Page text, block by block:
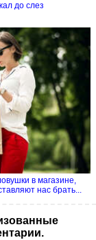
до слез
в магазине,
нас брать...